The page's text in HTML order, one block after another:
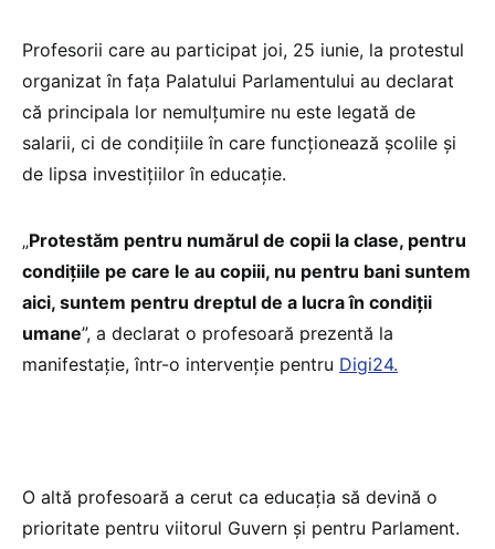
Profesorii care au participat joi, 25 iunie, la protestul
organizat în fața Palatului Parlamentului au declarat
că principala lor nemulțumire nu este legată de
salarii, ci de condițiile în care funcționează școlile și
de lipsa investițiilor în educație.
„Protestăm pentru numărul de copii la clase, pentru
condițiile pe care le au copiii, nu pentru bani suntem
aici, suntem pentru dreptul de a lucra în condiții
umane”, a declarat o profesoară prezentă la
manifestație, într-o intervenție pentru Digi24.
O altă profesoară a cerut ca educația să devină o
prioritate pentru viitorul Guvern și pentru Parlament.